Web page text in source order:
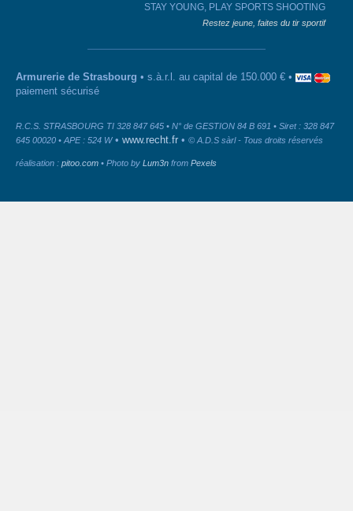
STAY YOUNG, PLAY SPORTS SHOOTING
Restez jeune, faites du tir sportif
Armurerie de Strasbourg • s.à.r.l. au capital de 150.000 € •
paiement sécurisé
R.C.S. STRASBOURG TI 328 847 645 • N° de GESTION 84 B 691 • Siret : 328 847
645 00020 • APE : 524 W• www.recht.fr • © A.D.S sàrl - Tous droits réservés
réalisation : pitoo.com • Photo by Lum3n from Pexels